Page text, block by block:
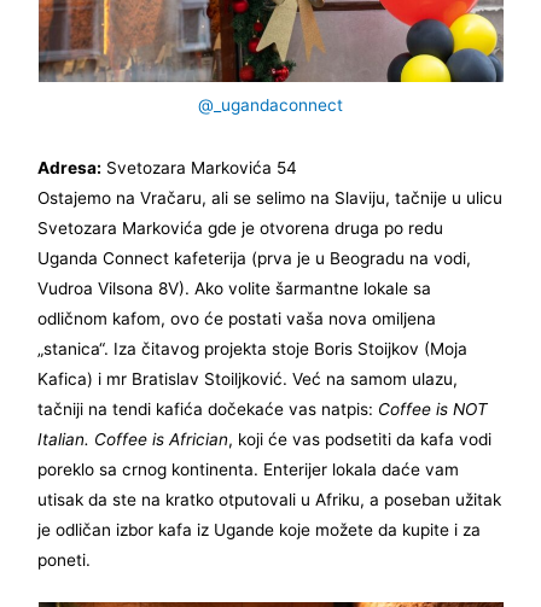
@_ugandaconnect
Adresa: Svetozara Markovića 54
Ostajemo na Vračaru, ali se selimo na Slaviju, tačnije u ulicu
Svetozara Markovića gde je otvorena druga po redu
Uganda Connect kafeterija (prva je u Beogradu na vodi,
Vudroa Vilsona 8V). Ako volite šarmantne lokale sa
odličnom kafom, ovo će postati vaša nova omiljena
„stanica“. Iza čitavog projekta stoje Boris Stoijkov (Moja
Kafica) i mr Bratislav Stoiljković. Već na samom ulazu,
tačniji na tendi kafića dočekaće vas natpis: Coffee is NOT
Italian. Coffee is Africian, koji će vas podsetiti da kafa vodi
poreklo sa crnog kontinenta. Enterijer lokala daće vam
utisak da ste na kratko otputovali u Afriku, a poseban užitak
je odličan izbor kafa iz Ugande koje možete da kupite i za
poneti.